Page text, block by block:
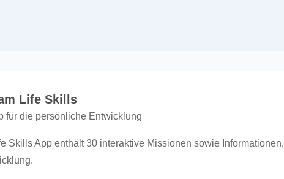
Life Skills
für die persönliche Entwicklung
Skills App enthält 30 interaktive Missionen sowie